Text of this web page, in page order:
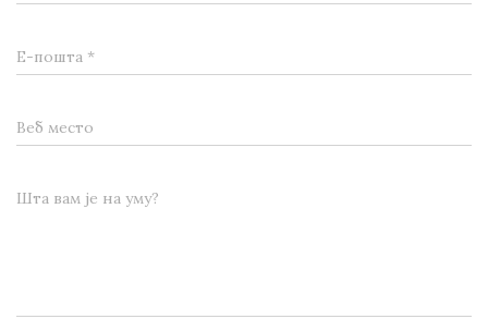
Е-пошта *
Веб место
Шта вам је на уму?